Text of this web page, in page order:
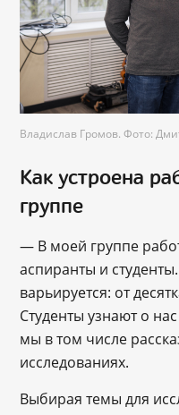
Владислав Громов. Фото:
Как устроена
группе
— В моей группе
аспиранты и
варьируется: от
Студенты узнают о
мы в том числе
исследованиях.
Выбирая темы для